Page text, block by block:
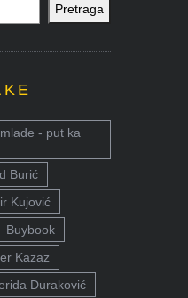
Pretraga
- put ka
Burić
Kujović
Buybook
Kazaz
Duraković